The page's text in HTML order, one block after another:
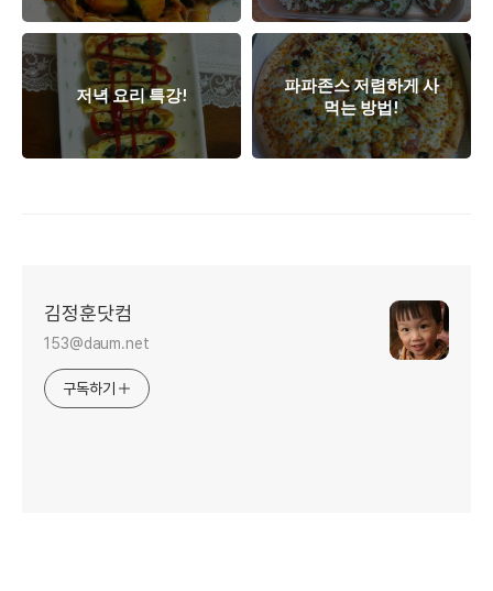
저녁 요리 특강!
파파존스 저렴하게 사
먹는 방법!
김정훈닷컴
153@daum.net
구독하기